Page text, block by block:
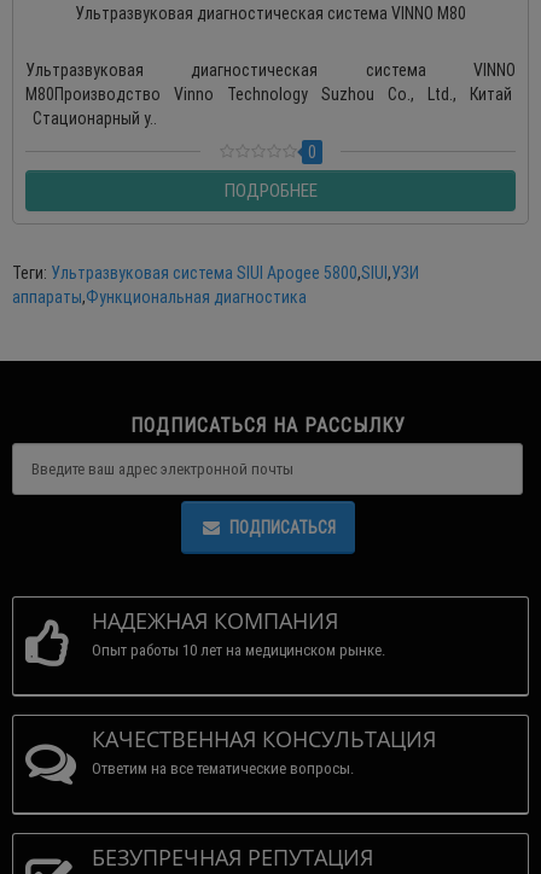
Ультразвуковая диагностическая система VINNO М80
Ультразвуковая диагностическая система VINNO
М80Производство Vinno Technology Suzhou Co., Ltd., Китай
Стационарный у..
0
ПОДРОБНЕЕ
Теги: Ультразвуковая система SIUI Apogee 5800,SIUI,УЗИ
аппараты,Функциональная диагностика
ПОДПИСАТЬСЯ НА РАССЫЛКУ
ПОДПИСАТЬСЯ
НАДЕЖНАЯ КОМПАНИЯ
Опыт работы 10 лет на медицинском рынке.
КАЧЕСТВЕННАЯ КОНСУЛЬТАЦИЯ
Ответим на все тематические вопросы.
БЕЗУПРЕЧНАЯ РЕПУТАЦИЯ